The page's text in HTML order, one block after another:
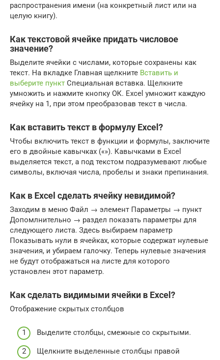
распространения имени (на конкретный лист или на
целую книгу).
Как текстовой ячейке придать числовое
значение?
Выделите ячейки с числами, которые сохранены как
текст. На вкладке Главная щелкните Вставить и
выберите пункт Специальная вставка. Щелкните
умножить и нажмите кнопку ОК. Excel умножит каждую
ячейку на 1, при этом преобразовав текст в числа.
Как вставить текст в формулу Excel?
Чтобы включить текст в функции и формулы, заключите
его в двойные кавычках («»). Кавычками в Excel
выделяется текст, а под текстом подразумевают любые
символы, включая числа, пробелы и знаки препинания.
Как в Excel сделать ячейку невидимой?
Заходим в меню Файл → элемент Параметры → пункт
Допомлнительно → раздел показать параметры для
следующего листа. Здесь выбираем параметр
Показывать нули в ячейках, которые содержат нулевые
значения, и убираем галочку. Теперь нулевые значения
не будут отображаться на листе для которого
установлен этот параметр.
Как сделать видимыми ячейки в Excel?
Отображение скрытых столбцов
Выделите столбцы, смежные со скрытыми.
Щелкните выделенные столбцы правой